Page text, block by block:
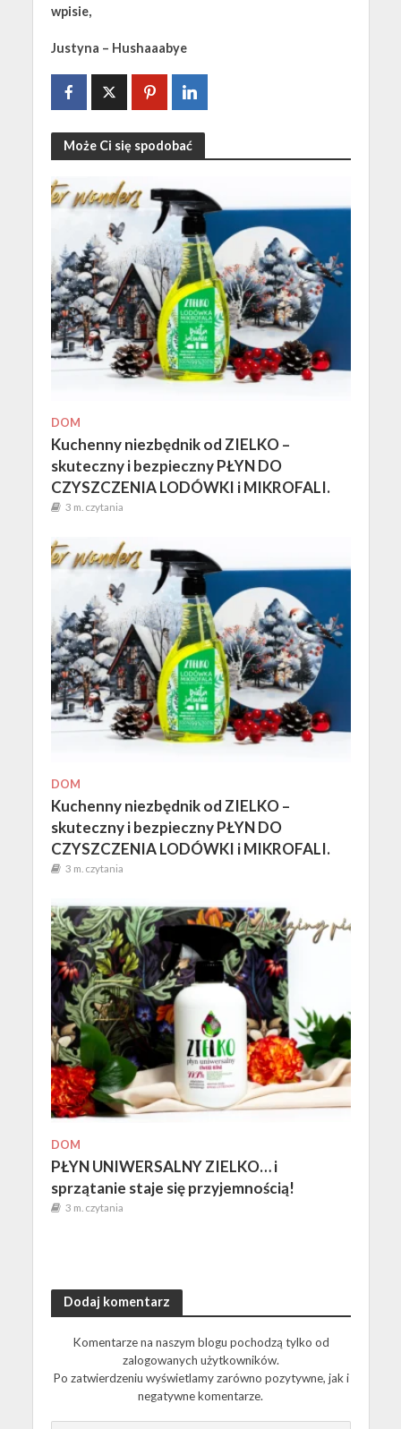
wpisie,
Justyna – Hushaaabye
Może Ci się spodobać
DOM
Kuchenny niezbędnik od ZIELKO –
skuteczny i bezpieczny PŁYN DO
CZYSZCZENIA LODÓWKI i MIKROFALI.
3 m. czytania
DOM
Kuchenny niezbędnik od ZIELKO –
skuteczny i bezpieczny PŁYN DO
CZYSZCZENIA LODÓWKI i MIKROFALI.
3 m. czytania
DOM
PŁYN UNIWERSALNY ZIELKO… i
sprzątanie staje się przyjemnością!
3 m. czytania
Dodaj komentarz
Komentarze na naszym blogu pochodzą tylko od
zalogowanych użytkowników.
Po zatwierdzeniu wyświetlamy zarówno pozytywne, jak i
negatywne komentarze.